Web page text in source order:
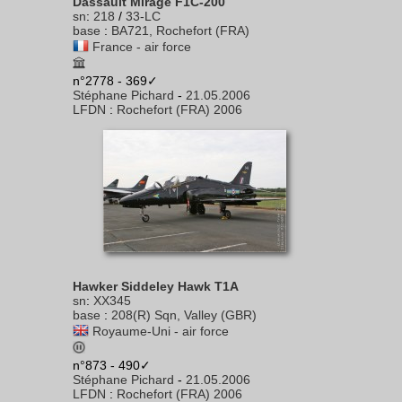
sn: 218 / 33-LC
base : BA721, Rochefort (FRA)
France - air force
n°2778 - 369✓
Stéphane Pichard - 21.05.2006
LFDN : Rochefort (FRA) 2006
Hawker Siddeley Hawk T1A
sn: XX345
base : 208(R) Sqn, Valley (GBR)
Royaume-Uni - air force
n°873 - 490✓
Stéphane Pichard - 21.05.2006
LFDN : Rochefort (FRA) 2006